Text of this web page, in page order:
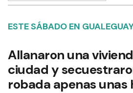
ESTE SÁBADO EN
Allanaron una
ciudad y
robada apenas unas